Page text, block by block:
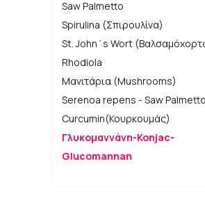
Saw Palmetto
Spirulina (Σπιρουλίνα)
St. John΄s Wort
Rhodiola
Μανιτάρια (Mushrooms)
Serenoa repens - Saw Palmetto
Curcumin(Κουρκουμάς)
Γλυκομαννάνη-Konjac-
Glucomannan